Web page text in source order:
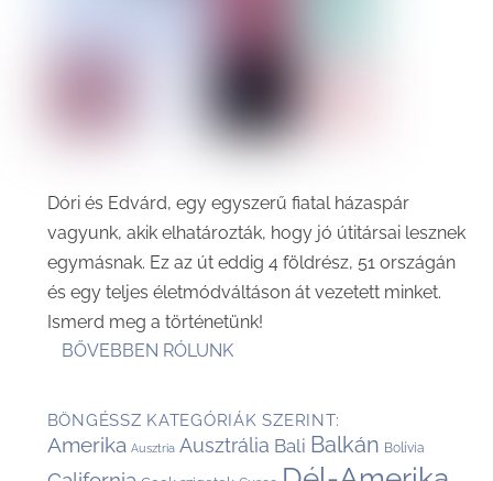
Dóri és Edvárd, egy egyszerű fiatal házaspár
vagyunk, akik elhatározták, hogy jó útitársai lesznek
egymásnak. Ez az út eddig 4 földrész, 51 országán
és egy teljes életmódváltáson át vezetett minket.
Ismerd meg a történetünk!
BŐVEBBEN RÓLUNK
BÖNGÉSSZ KATEGÓRIÁK SZERINT:
Amerika Ausztria Ausztrália Bali Balkán Bolívia